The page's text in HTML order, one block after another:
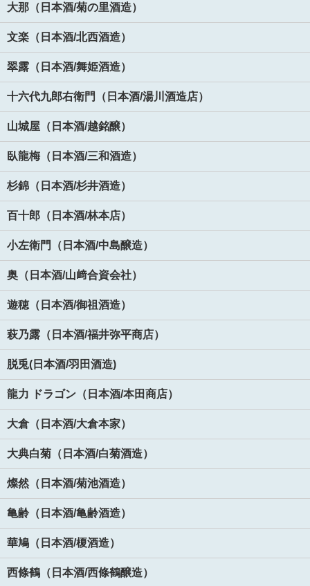
大那（日本酒/菊の里酒造）
文楽（日本酒/北西酒造）
翠露（日本酒/舞姫酒造）
十六代九郎右衛門（日本酒/湯川酒造店）
山城屋（日本酒/越銘醸）
臥龍梅（日本酒/三和酒造）
杉錦（日本酒/杉井酒造）
百十郎（日本酒/林本店）
小左衛門（日本酒/中島醸造）
奥（日本酒/山﨑合資会社）
遊穂（日本酒/御祖酒造）
萩乃露（日本酒/福井弥平商店）
脱兎(日本酒/羽田酒造)
龍力 ドラゴン（日本酒/本田商店）
大倉（日本酒/大倉本家）
大典白菊（日本酒/白菊酒造）
燦然（日本酒/菊池酒造）
亀齢（日本酒/亀齢酒造）
華鳩（日本酒/榎酒造）
西條鶴（日本酒/西條鶴醸造）